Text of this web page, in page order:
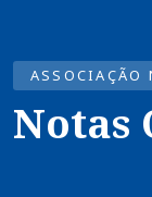
ASSOCIAÇÃO
Notas